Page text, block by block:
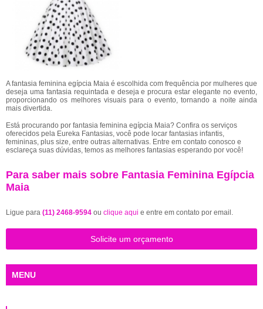
A fantasia feminina egípcia Maia é escolhida com frequência por mulheres que
deseja uma fantasia requintada e deseja e procura estar elegante no evento,
proporcionando os melhores visuais para o evento, tornando a noite ainda
mais divertida.
Está procurando por fantasia feminina egípcia Maia? Confira os serviços
oferecidos pela Eureka Fantasias, você pode locar fantasias infantis,
femininas, plus size, entre outras alternativas. Entre em contato conosco e
esclareça suas dúvidas, temos as melhores fantasias esperando por você!
Para saber mais sobre Fantasia Feminina Egípcia
Maia
Ligue para (11) 2468-9594 ou clique aqui e entre em contato por email.
Solicite um orçamento
MENU